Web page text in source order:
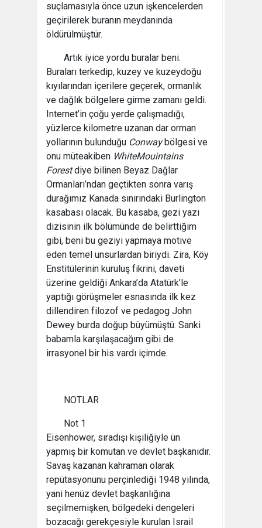
suçlamasıyla önce uzun işkencelerden
geçirilerek buranın meydanında
öldürülmüştür.
Artık iyice yordu buralar beni.
Buraları terkedip, kuzey ve kuzeydoğu
kıyılarından içerilere geçerek, ormanlık
ve dağlık bölgelere girme zamanı geldi.
Internet’in çoğu yerde çalışmadığı,
yüzlerce kilometre uzanan dar orman
yollarının bulunduğu Conwaybölgesi ve
onu müteakiben WhiteMouintains
Forestdiye bilinen Beyaz Dağlar
Ormanları’ndan geçtikten sonra varış
durağımız Kanada sınırındaki Burlington
kasabası olacak. Bu kasaba, gezi yazı
dizisinin ilk bölümünde de belirttiğim
gibi, beni bu geziyi yapmaya motive
eden temel unsurlardan biriydi. Zira, Köy
Enstitülerinin kuruluş fikrini, daveti
üzerine geldiği Ankara’da Atatürk’le
yaptığı görüşmeler esnasında ilk kez
dillendiren filozof ve pedagog John
Dewey burda doğup büyümüştü. Sanki
babamla karşılaşacağım gibi de
irrasyonel bir his vardı içimde.
NOTLAR
Not 1
Eisenhower, sıradışı kişiliğiyle ün
yapmış bir komutan ve devlet başkanıdır.
Savaş kazanan kahraman olarak
repütasyonunu perçinlediği 1948 yılında,
yani henüz devlet başkanlığına
seçilmemişken, bölgedeki dengeleri
bozacağı gerekçesiyle kurulan Israil